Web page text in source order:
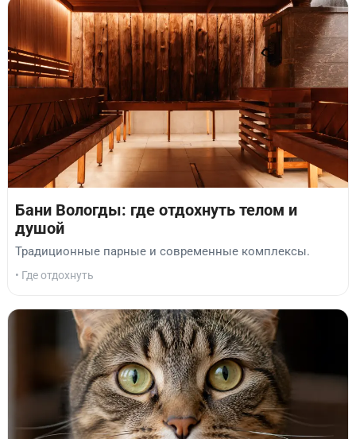
Бани Вологды: где отдохнуть телом и
душой
Традиционные парные и современные комплексы.
• Где отдохнуть